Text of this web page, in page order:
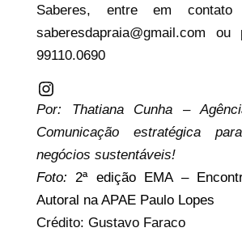
Saberes, entre em contato
saberesdapraia@gmail.com
99110.0690
Por: Thatiana Cunha –
Comunicação estratégica
negócios sustentáveis!
Foto:2ª edição EMA –
Autoral na APAE Paulo Lopes
Crédito: Gustavo Faraco